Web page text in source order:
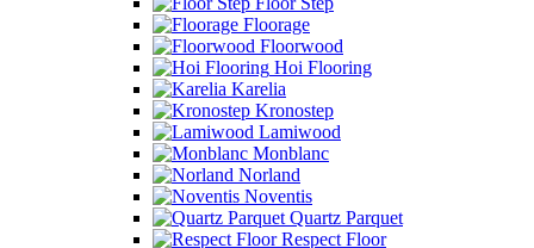
Floorage
Floorwood
Hoi Flooring
Karelia
Kronostep
Lamiwood
Monblanc
Norland
Noventis
Quartz Parquet
Respect Floor